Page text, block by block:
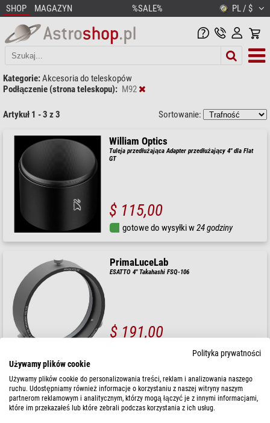
SHOP MAGAZYN %SALE% PL / $
Kategorie:Akcesoria do teleskopów
Podłączenie (strona teleskopu): M92
Artykuł 1 - 3 z 3 Sortowanie:
William Optics
Tuleja przedłużająca Adapter przedłużający 4" dla Flat
GT
$ 115,00
gotowe do wysyłki w24 godziny
PrimaLuceLab
ESATTO 4" Takahashi FSQ-106
$ 191,00
gotowe do wysyłki w1-2 tygodni
PrimaLuceLab
ESATTO 4" Takahashi FSQ-106EDX
Polityka prywatności
Używamy plików cookie
Używamy plików cookie do personalizowania treści, reklam i analizowania naszego
ruchu. Udostępniamy również informacje o korzystaniu z naszej witryny naszym
partnerom reklamowym i analitycznym, którzy mogą łączyć je z innymi informacjami,
które im przekazałeś lub które zebrali podczas korzystania z ich usług.